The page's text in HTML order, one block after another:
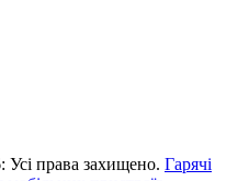
права захищено. Гарячі